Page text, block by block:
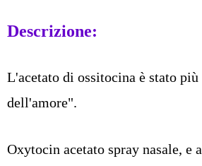
Descrizione:
L'acetato di ossitocina è stato
dell'amore".
Oxytocin acetato spray nasale,